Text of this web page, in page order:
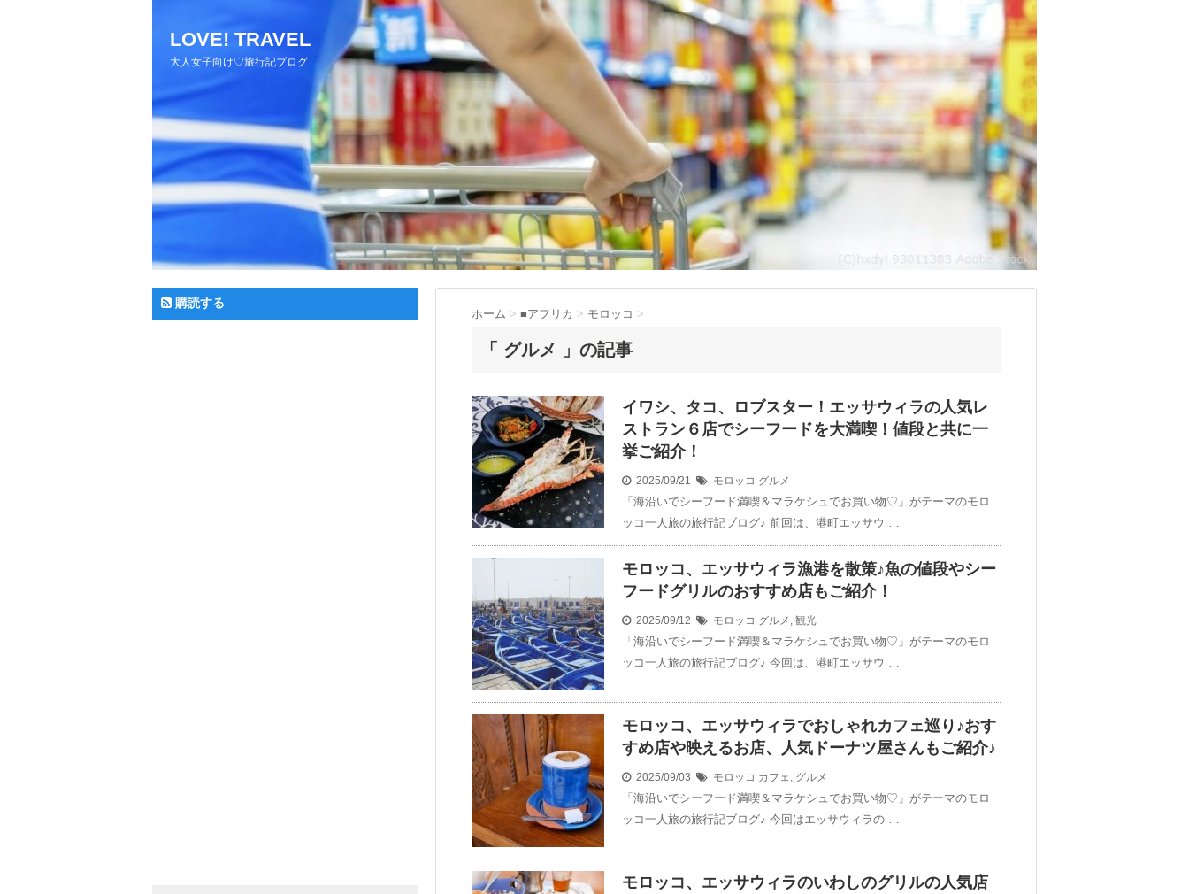
LOVE! TRAVEL
大人女子向け♡旅行記ブログ
ホーム > ■アフリカ > モロッコ >
「 グルメ 」の記事
イワシ、タコ、ロブスター！エッサウィラの人気レ
ストラン６店でシーフードを大満喫！値段と共に一
挙ご紹介！
2025/09/21 モロッコ グルメ
「海沿いでシーフード満喫＆マラケシュでお買い物♡」がテーマのモロ
ッコ一人旅の旅行記ブログ♪ 前回は、港町エッサウ …
モロッコ、エッサウィラ漁港を散策♪魚の値段やシー
フードグリルのおすすめ店もご紹介！
2025/09/12 モロッコ グルメ 観光
「海沿いでシーフード満喫＆マラケシュでお買い物♡」がテーマのモロ
ッコ一人旅の旅行記ブログ♪ 今回は、港町エッサウ …
モロッコ、エッサウィラでおしゃれカフェ巡り♪おす
すめ店や映えるお店、人気ドーナツ屋さんもご紹介♪
2025/09/03 モロッコ カフェ グルメ
「海沿いでシーフード満喫＆マラケシュでお買い物♡」がテーマのモロ
ッコ一人旅の旅行記ブログ♪ 今回はエッサウィラの …
モロッコ、エッサウィラのいわしのグリルの人気店
購読する